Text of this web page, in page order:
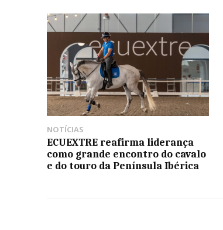
NOTÍCIAS
ECUEXTRE reafirma liderança
como grande encontro do cavalo
e do touro da Península Ibérica